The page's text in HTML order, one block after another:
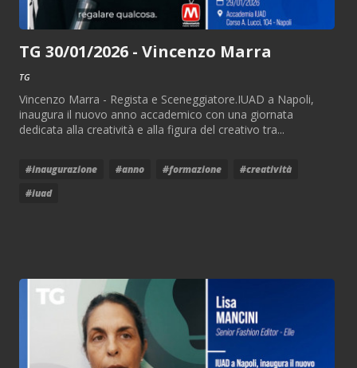
TG 30/01/2026 - Vincenzo Marra
TG
Vincenzo Marra - Regista e Sceneggiatore.IUAD a Napoli,
inaugura il nuovo anno accademico con una giornata
dedicata alla creatività e alla figura del creativo tra...
#inaugurazione #anno #formazione
#creatività
#iuad